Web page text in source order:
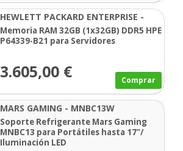
HEWLETT PACKARD ENTERPRISE -
P64339-B21
Memoria RAM 32GB (1x32GB) DDR5 HPE
P64339-B21 para Servidores
3.605,00 € Comprar
MARS GAMING - MNBC13W
Soporte Refrigerante Mars Gaming
MNBC13 para Portátiles hasta 17"/
Iluminación LED